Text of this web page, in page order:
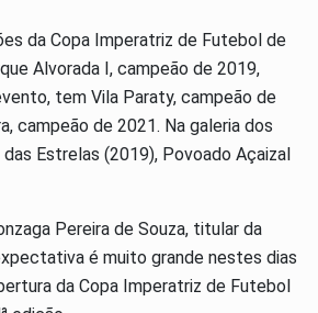
da Copa Imperatriz de Futebol de
Alvorada I, campeão de 2019,
tem Vila Paraty, campeão de
campeão de 2021. Na galeria dos
Estrelas (2019), Povoado Açaizal
Pereira de Souza, titular da
é muito grande nestes dias
da Copa Imperatriz de Futebol